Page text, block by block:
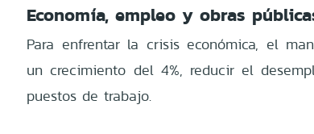
Economía, empleo y obras
Para enfrentar la crisis económica, el
un crecimiento del 4%, reducir el
puestos de trabajo.